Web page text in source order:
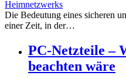
Die Bedeutung eines sicheren
einer Zeit, in der…
PC-Netzteile –
beachten wäre